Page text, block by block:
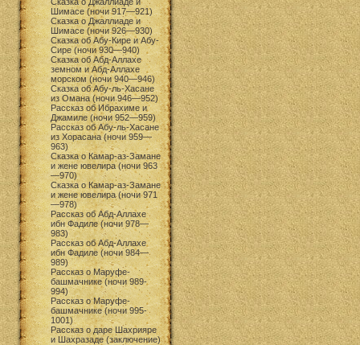
Шимасе (ночи 917—921)
Сказка о Джаллиаде и
Шимасе (ночи 926—930)
Сказка об Абу-Кире и Абу-
Сире (ночи 930—940)
Сказка об Абд-Аллахе
земном и Абд-Аллахе
морском (ночи 940—946)
Сказка об Абу-ль-Хасане
из Омана (ночи 946—952)
Рассказ об Ибрахиме и
Джамиле (ночи 952—959)
Рассказ об Абу-ль-Хасане
из Хорасана (ночи 959—
963)
Сказка о Камар-аз-Замане
и жене ювелира (ночи 963
—970)
Сказка о Камар-аз-Замане
и жене ювелира (ночи 971
—978)
Рассказ об Абд-Аллахе
ибн Фадиле (ночи 978—
983)
Рассказ об Абд-Аллахе
ибн Фадиле (ночи 984—
989)
Рассказ о Маруфе-
башмачнике (ночи 989-
994)
Рассказ о Маруфе-
башмачнике (ночи 995-
1001)
Рассказ о даре Шахрияре
и Шахразаде (заключение)